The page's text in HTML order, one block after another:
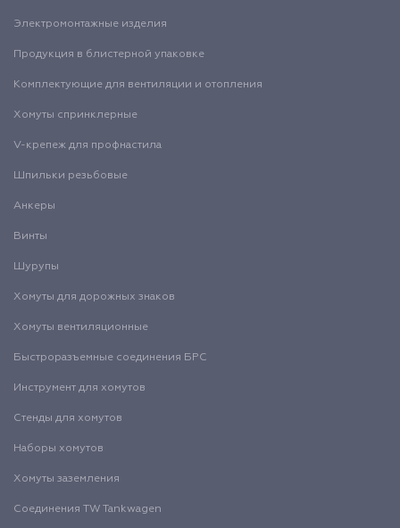
Электромонтажные изделия
Продукция в блистерной упаковке
Комплектующие для вентиляции и отопления
Хомуты спринклерные
V-крепеж для профнастила
Шпильки резьбовые
Анкеры
Винты
Шурупы
Хомуты для дорожных знаков
Хомуты вентиляционные
Быстроразъемные соединения БРС
Инструмент для хомутов
Стенды для хомутов
Наборы хомутов
Хомуты заземления
Соединения TW Tankwagen